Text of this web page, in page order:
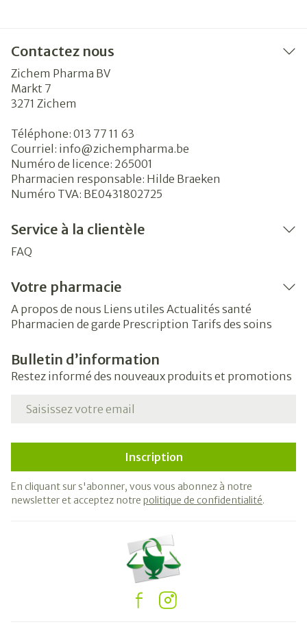
Contactez nous
Zichem Pharma BV
Markt 7
3271 Zichem
Téléphone: 013 77 11 63
Courriel: info@zichempharma.be
Numéro de licence: 265001
Pharmacien responsable: Hilde Braeken
Numéro TVA: BE0431802725
Service à la clientèle
FAQ
Votre pharmacie
A propos de nous Liens utiles Actualités santé
Pharmacien de garde Prescription Tarifs des soins
Bulletin d’information
Restez informé des nouveaux produits et promotions
Adresse mail
Inscription
En cliquant sur s'abonner, vous vous abonnez à notre
newsletter et acceptez notre politique de confidentialité.